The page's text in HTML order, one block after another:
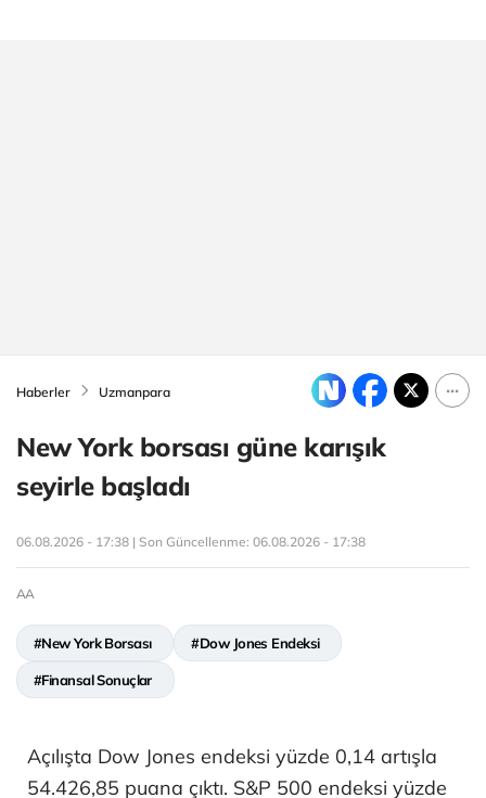
Haberler Uzmanpara
New York borsası güne karışık
seyirle başladı
06.08.2026 - 17:38 | Son Güncellenme: 06.08.2026 - 17:38
AA
#New York Borsası #Dow Jones Endeksi
#Finansal Sonuçlar
Açılışta Dow Jones endeksi yüzde 0,14 artışla
54.426,85 puana çıktı. S&P 500 endeksi yüzde